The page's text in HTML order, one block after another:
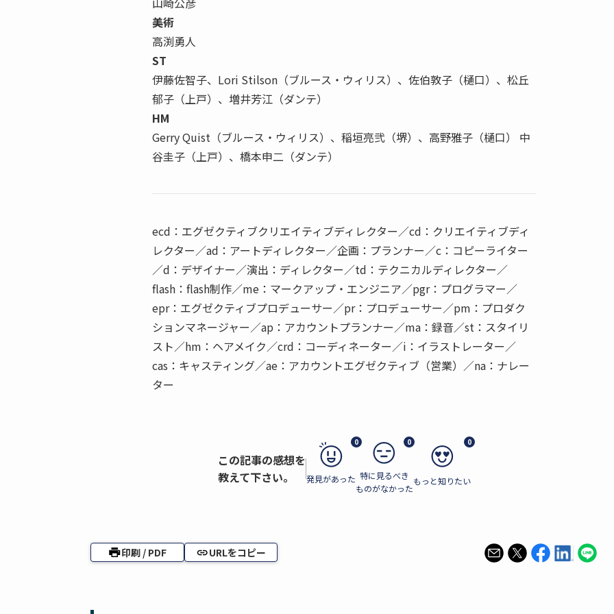
美術
高渕勇人
ST
伊藤佐智子、Lori Stilson（ブルース・ウィリス）、佐伯敦子（樋口）、松丘
郁子（上戸）、増井芳江（ダンテ）
HM
Gerry Quist（ブルース・ウィリス）、稲垣亮弐（堺）、高野雅子（樋口） 中
谷圭子（上戸）、橋本申二（ダンテ）
ecd：エグゼクティブクリエイティブディレクター／cd：クリエイティブディ
レクター／ad：アートディレクター／企画：プランナー／c：コピーライター
／d：デザイナー／演出：ディレクター／td：テクニカルディレクター／
flash：flash制作／me：マークアップ・エンジニア／pgr：プログラマー／
epr：エグゼクティブプロデューサー／pr：プロデューサー／pm：プロダク
ションマネージャー／ap：アカウントプランナー／ma：録音／st：スタイリ
スト／hm：ヘアメイク／crd：コーディネーター／i：イラストレーター／
cas：キャスティング／ae：アカウントエグゼクティブ（営業）／na：ナレー
ター
この記事の感想を
教えて下さい。
0
発見があった
0
特に見るべき
ものがなかった
0
もっと知りたい
印刷 / PDF URLをコピー